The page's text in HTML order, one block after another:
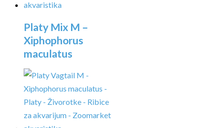
Platy Mix M –
Xiphophorus
maculatus